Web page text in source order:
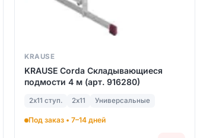
KRAUSE
KRAUSE Corda Складывающиеся
подмости 4 м (арт. 916280)
2х11 ступ. 2х11 Универсальные
Под заказ • 7–14 дней